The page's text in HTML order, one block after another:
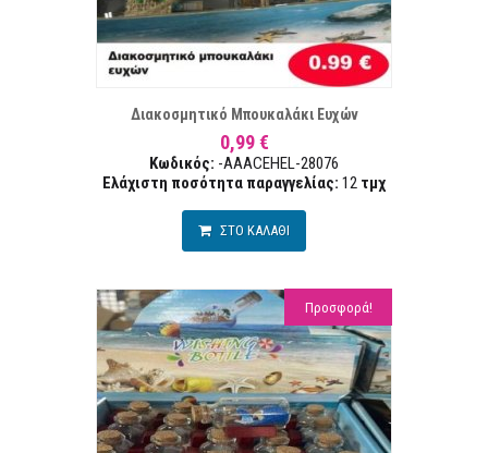
Διακοσμητικό Μπουκαλάκι Ευχών
0,99 €
Κωδικός: -AAACEHEL-28076
Ελάχιστη ποσότητα παραγγελίας: 12 τμχ
ΣΤΟ ΚΑΛΑΘΙ
Προσφορά!